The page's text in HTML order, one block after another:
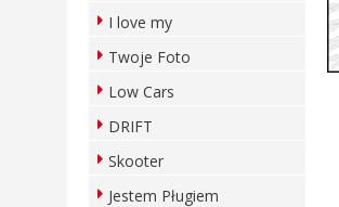
I love my
Twoje Foto
Low Cars
DRIFT
Skooter
Jestem Pługiem